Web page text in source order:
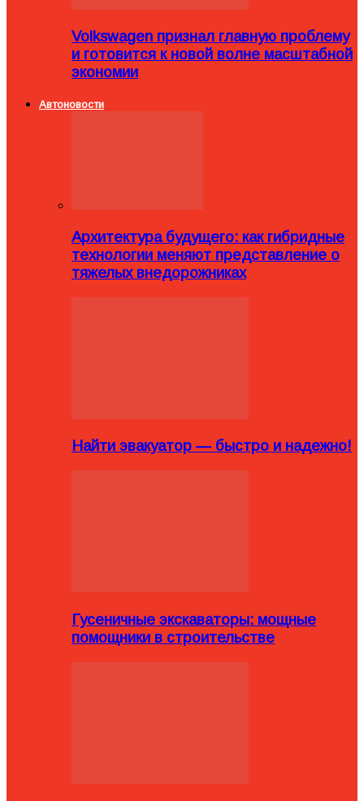
Volkswagen признал главную проблему
и готовится к новой волне масштабной
экономии
Автоновости
Архитектура будущего: как гибридные
технологии меняют представление о
тяжелых внедорожниках
Найти эвакуатор — быстро и надежно!
Гусеничные экскаваторы: мощные
помощники в строительстве